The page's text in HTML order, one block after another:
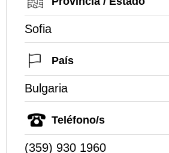
Sofia
País
Bulgaria
Teléfono/s
(359) 930 1960